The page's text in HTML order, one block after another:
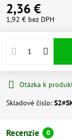
2,36 €
1,92 € bez DPH
Otázka k
Skladové číslo:
Recenzie 0